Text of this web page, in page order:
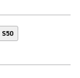
S50